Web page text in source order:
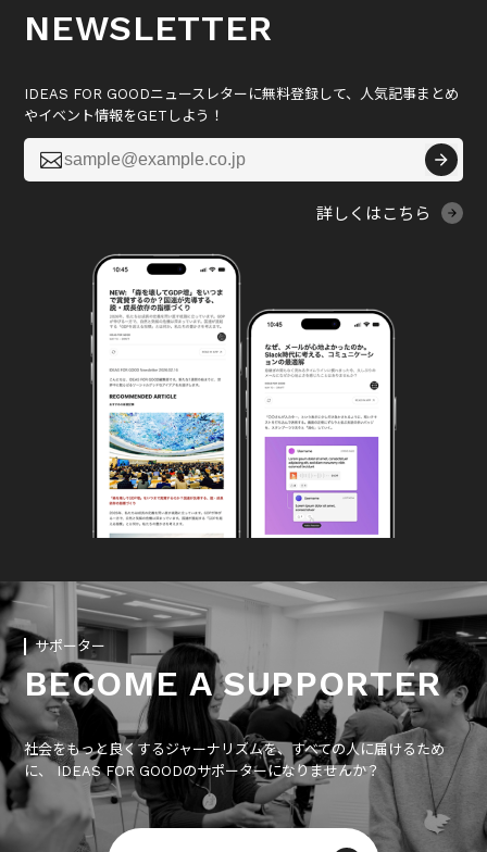
NEWSLETTER
IDEAS FOR GOODニュースレターに無料登録して、人気記事まとめ
やイベント情報をGETしよう！

詳しくはこちら
サポーター
BECOME A SUPPORTER
社会をもっと良くするジャーナリズムを、すべての人に届けるため
に、 IDEAS FOR GOODのサポーターになりませんか？